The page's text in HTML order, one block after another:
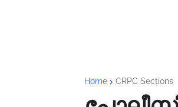
Home CRPC Sections